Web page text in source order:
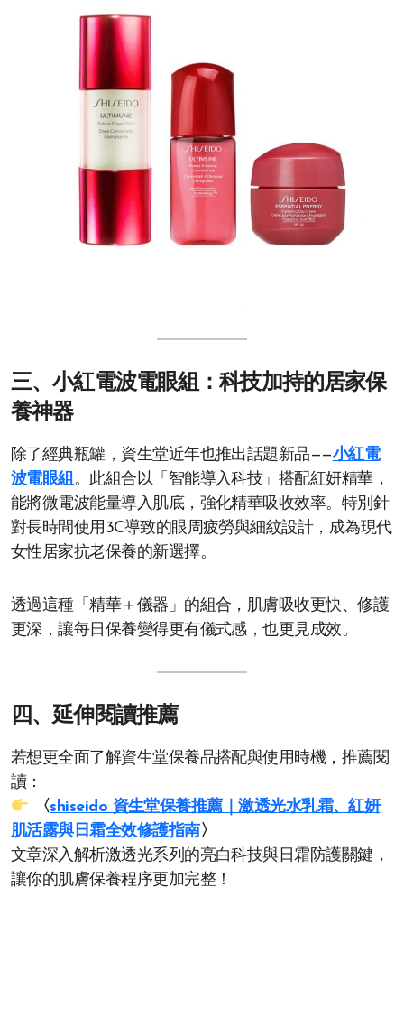
三、小紅電波電眼組：科技加持的居家保
養神器
除了經典瓶罐，資生堂近年也推出話題新品——小紅電
波電眼組。此組合以「智能導入科技」搭配紅妍精華，
能將微電波能量導入肌底，強化精華吸收效率。特別針
對長時間使用3C導致的眼周疲勞與細紋設計，成為現代
女性居家抗老保養的新選擇。
透過這種「精華＋儀器」的組合，肌膚吸收更快、修護
更深，讓每日保養變得更有儀式感，也更見成效。
四、延伸閱讀推薦
若想更全面了解資生堂保養品搭配與使用時機，推薦閱
讀：
〈shiseido 資生堂保養推薦｜激透光水乳霜、紅妍
肌活露與日霜全效修護指南〉
文章深入解析激透光系列的亮白科技與日霜防護關鍵，
讓你的肌膚保養程序更加完整！